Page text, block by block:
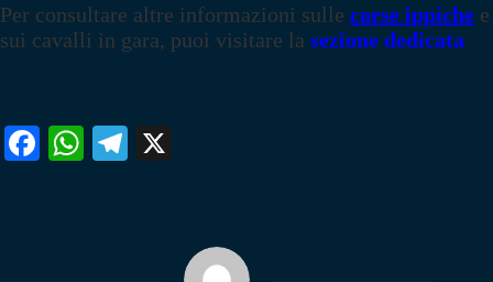
Per consultare altre informazioni sulle corse ippiche e
sui cavalli in gara, puoi visitare la sezione dedicata
Fa W
Te